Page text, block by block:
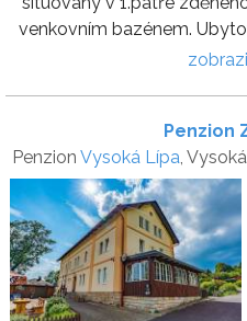
venkovním bazénem.
Penzion
Penzion Vysoká Lípa ,